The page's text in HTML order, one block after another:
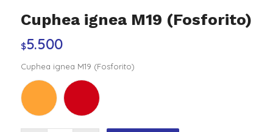
Cuphea ignea M19 (Fosforito)
$5.500
Cuphea ignea M19 (Fosforito)